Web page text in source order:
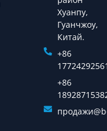
Хуанпу,
Гуанчжоу,
Китай.
+86
+86